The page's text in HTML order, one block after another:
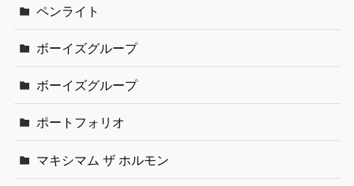
ペンライト
ボーイズグループ
ボーイズグループ
ポートフォリオ
マキシマム ザ ホルモン